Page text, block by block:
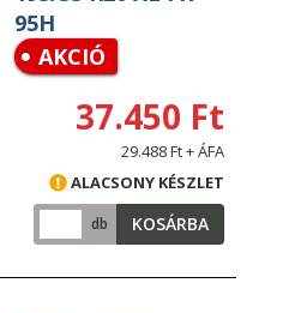
95H
AKCIÓ
37.450 Ft
29.488 Ft + ÁFA
ALACSONY KÉSZLET
db KOSÁRBA